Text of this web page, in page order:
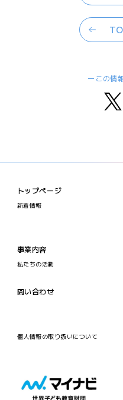
この情
トップページ
新着情報
事業内容
私たちの活動
問い合わせ
個人情報の取り扱いについて